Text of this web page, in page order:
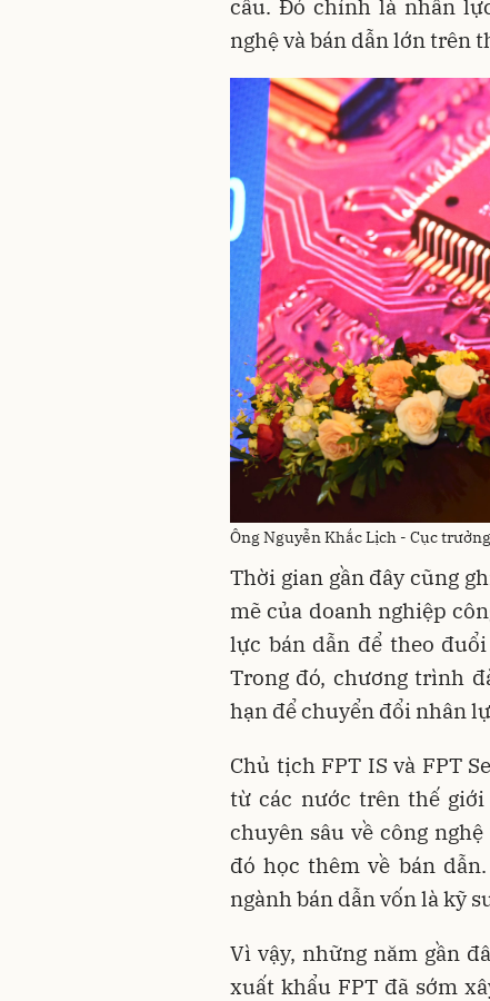
cầu. Đó chính là nhân
nghệ và bán dẫn lớn trên
Ông Nguyễn Khắc Lịch - Cục
Thời gian gần đây cũng
mẽ của doanh nghiệp
lực bán dẫn để theo
Trong đó, chương trình
hạn để chuyển đổi nhân
Chủ tịch FPT IS và FPT
từ các nước trên thế
chuyên sâu về công
đó học thêm về bán
ngành bán dẫn vốn là kỹ
Vì vậy, những năm gần
xuất khẩu FPT đã sớm